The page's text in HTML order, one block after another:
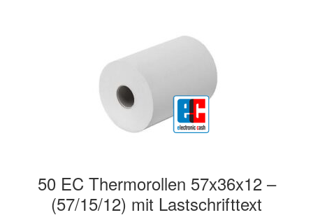
50 EC Thermorollen 57x36x12 –
(57/15/12) mit Lastschrifttext